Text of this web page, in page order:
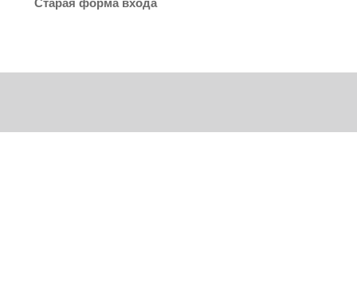
Старая форма входа